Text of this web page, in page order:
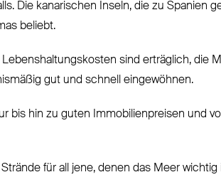
Die kanarischen Inseln, die zu Spanien
beliebt.
Lebenshaltungskosten sind erträglich, die
gut und schnell eingewöhnen.
bis hin zu guten Immobilienpreisen und
für all jene, denen das Meer